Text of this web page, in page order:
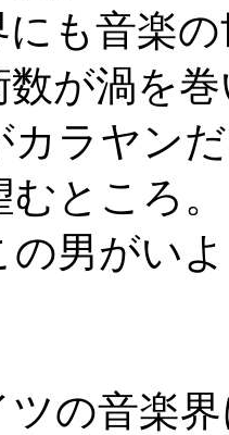
も音楽の
数が渦を
カラヤン
ところ。
男がい
の音楽